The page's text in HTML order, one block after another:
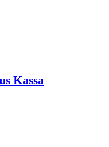
Kassa